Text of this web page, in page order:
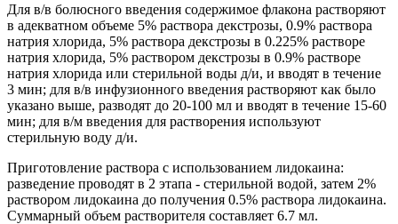
Для в/в болюсного введения содержимое флакона растворяют
в адекватном объеме 5% раствора декстрозы, 0.9% раствора
натрия хлорида, 5% раствора декстрозы в 0.225% растворе
натрия хлорида, 5% раствором декстрозы в 0.9% растворе
натрия хлорида или стерильной воды д/и, и вводят в течение
3 мин; для в/в инфузионного введения растворяют как было
указано выше, разводят до 20-100 мл и вводят в течение 15-60
мин; для в/м введения для растворения используют
стерильную воду д/и.
Приготовление раствора с использованием лидокаина:
разведение проводят в 2 этапа - стерильной водой, затем 2%
раствором лидокаина до получения 0.5% раствора лидокаина.
Суммарный объем растворителя составляет 6.7 мл.